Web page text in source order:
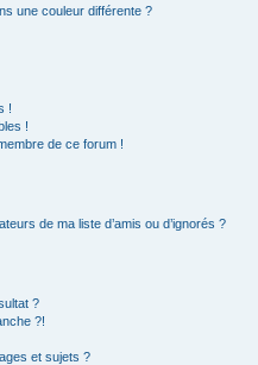
une couleur différente ?
!
!
de ce forum !
de ma liste d’amis ou d’ignorés ?
?
?!
et sujets ?